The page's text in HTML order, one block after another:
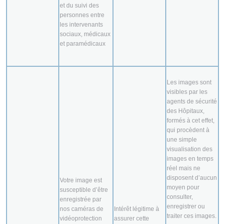
et du suivi des
personnes entre
les intervenants
sociaux, médicaux
et paramédicaux
Votre image est
susceptible d’être
enregistrée par
nos caméras de
vidéoprotection
Intérêt légitime à
assurer cette
Les images sont
visibles par les
agents de sécurité
des Hôpitaux,
formés à cet effet,
qui procèdent à
une simple
visualisation des
images en temps
réel mais ne
disposent d’aucun
moyen pour
consulter,
enregistrer ou
traiter ces images.